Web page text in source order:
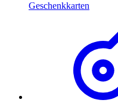
Geschenkkarten